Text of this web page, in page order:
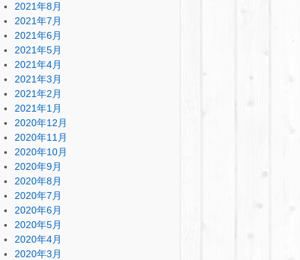
2021年8月
2021年7月
2021年6月
2021年5月
2021年4月
2021年3月
2021年2月
2021年1月
2020年12月
2020年11月
2020年10月
2020年9月
2020年8月
2020年7月
2020年6月
2020年5月
2020年4月
2020年3月